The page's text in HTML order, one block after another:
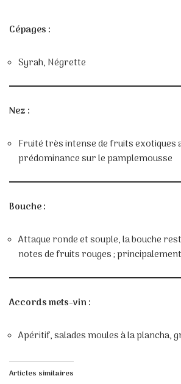
Cépages :
Syrah, Négrette
Nez :
Fruité très intense de fruits exotiques
prédominance sur le pamplemousse
Bouche :
Attaque ronde et souple, la bouche
notes de fruits rouges ;
Accords mets-vin :
Apéritif, salades moules à la plancha,
Articles similaires